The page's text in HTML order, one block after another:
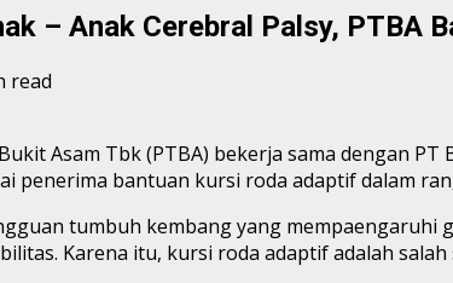
– Anak Cerebral Palsy, PTBA
read
Asam Tbk (PTBA) bekerja sama dengan
penerima bantuan kursi roda adaptif dalam
tumbuh kembang yang
Karena itu, kursi roda adaptif adalah